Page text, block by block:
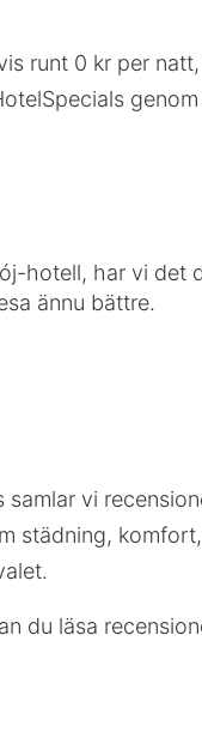
runt 0 kr per
hotell, har vi det
ännu bättre.
vi
städning,
du läsa